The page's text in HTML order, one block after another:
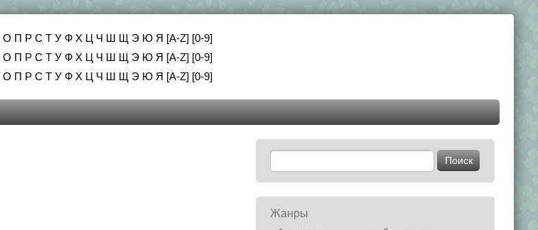
О П Р С Т У Ф Х Ц Ч Ш Щ Э Ю Я [A-Z] [0-9]
О П Р С Т У Ф Х Ц Ч Ш Щ Э Ю Я [A-Z] [0-9]
О П Р С Т У Ф Х Ц Ч Ш Щ Э Ю Я [A-Z] [0-9]
Жанры